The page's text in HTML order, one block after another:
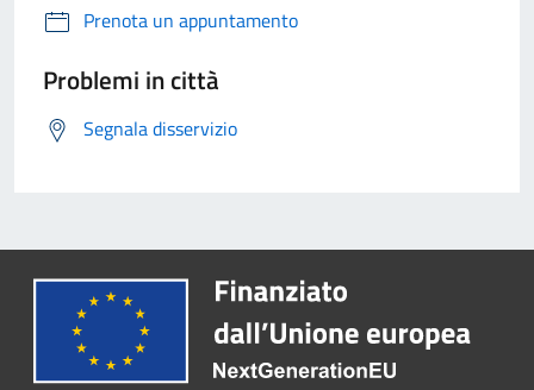
Prenota un appuntamento
Problemi in città
Segnala disservizio